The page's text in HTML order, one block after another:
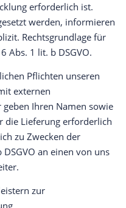
erforderlich ist.
werden, informieren
Rechtsgrundlage für
Abs. 1 lit. b DSGVO.
Pflichten unseren
externen
Ihren Namen sowie
die Lieferung erforderlich
zu Zwecken der
an einen von uns
zur